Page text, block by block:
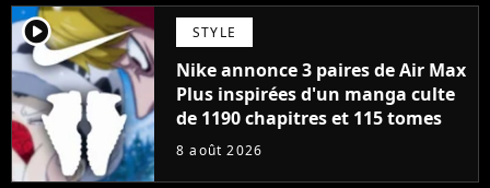
player2 STYLE
Nike annonce 3 paires de Air Max
Plus inspirées d'un manga culte
de 1190 chapitres et 115 tomes
8 août 2026